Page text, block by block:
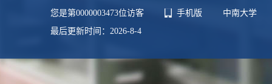
您是第0000003473位访客 手机版
中南大学
最后更新时间： 2026-8-4